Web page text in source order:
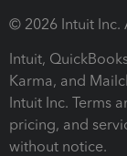
© 2026 Intuit Inc.
Intuit,
Karma, and
Intuit Inc. Terms
pricing, and
without notice.